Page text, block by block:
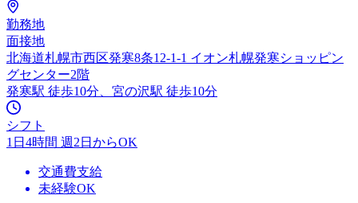
勤務地
面接地
北海道札幌市西区発寒8条12-1-1 イオン札幌発寒ショッピン
グセンター2階
発寒駅 徒歩10分、宮の沢駅 徒歩10分
シフト
1日4時間 週2日からOK
交通費支給
未経験OK